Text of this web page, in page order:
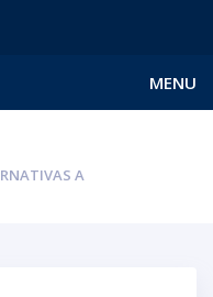
MENU
A